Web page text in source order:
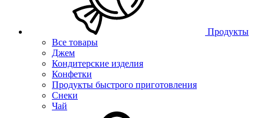
Продукты
Все товары
Джем
Кондитерские изделия
Конфетки
Продукты быстрого приготовления
Снеки
Чай